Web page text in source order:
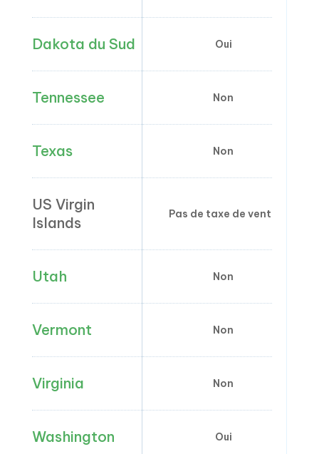
Dakota du Sud Oui
Tennessee Non
Texas Non
US Virgin
Islands
Pas de taxe de vente
Utah Non
Vermont Non
Virginia Non
Washington Oui